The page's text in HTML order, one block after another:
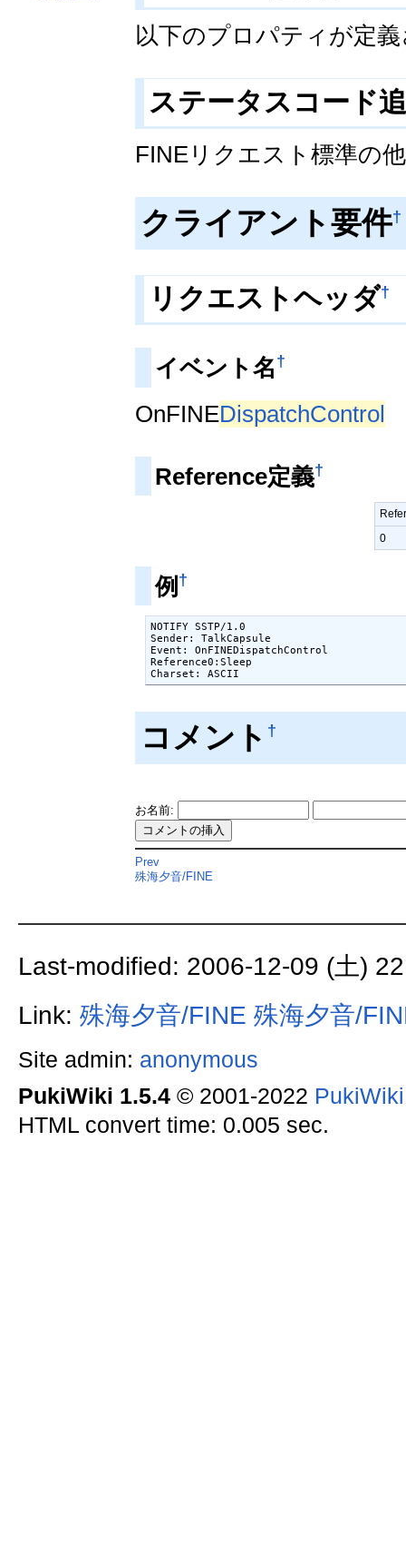
以下のプロパティが定
ステータスコード
FINEリクエスト標準の
クライアント要件†
リクエストヘッダ†
イベント名†
OnFINEDispatchControl
Reference定義†
0
例 †
NOTIFY SSTP/1.0
Sender: TalkCapsule
Event: OnFINEDispatchControl
Reference0:Sleep
Charset: ASCII
コメント †
お名前:
Prev
殊海夕音/FINE
Last-modified: 2006-12-09 (土)
Link: 殊海夕音/FINE 殊海夕音/
Site admin: anonymous
PukiWiki 1.5.4© 2001-2022
HTML convert time: 0.005 sec.